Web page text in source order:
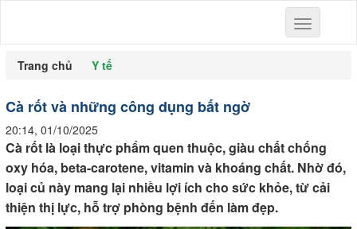
Toggle
navigation
Trang chủ
Y tế
Cà rốt và những công dụng bất ngờ
20:14, 01/10/2025
Cà rốt là loại thực phẩm quen thuộc, giàu chất chống
oxy hóa, beta-carotene, vitamin và khoáng chất. Nhờ đó,
loại củ này mang lại nhiều lợi ích cho sức khỏe, từ cải
thiện thị lực, hỗ trợ phòng bệnh đến làm đẹp.